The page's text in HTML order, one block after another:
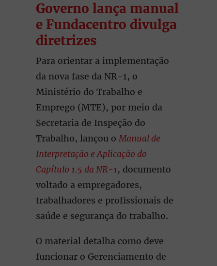
Governo lança manual
e Fundacentro divulga
diretrizes
Para orientar a implementação
da nova fase da NR-1, o
Ministério do Trabalho e
Emprego (MTE), por meio da
Secretaria de Inspeção do
Trabalho, lançou oManual de
Interpretação e Aplicação do
Capítulo 1.5 da NR-1, documento
voltado a empregadores,
trabalhadores e profissionais de
saúde e segurança do trabalho.
O material detalha como deve
funcionar o Gerenciamento de